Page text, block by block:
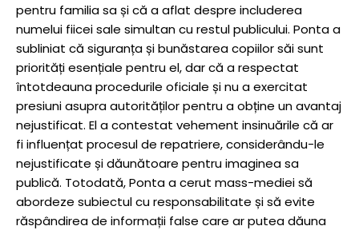
pentru familia sa și că a aflat despre includerea
numelui fiicei sale simultan cu restul publicului. Ponta a
subliniat că siguranța și bunăstarea copiilor săi sunt
priorități esențiale pentru el, dar că a respectat
întotdeauna procedurile oficiale și nu a exercitat
presiuni asupra autorităților pentru a obține un avantaj
nejustificat. El a contestat vehement insinuările că ar
fi influențat procesul de repatriere, considerându-le
nejustificate și dăunătoare pentru imaginea sa
publică. Totodată, Ponta a cerut mass-mediei să
abordeze subiectul cu responsabilitate și să evite
răspândirea de informații false care ar putea dăuna